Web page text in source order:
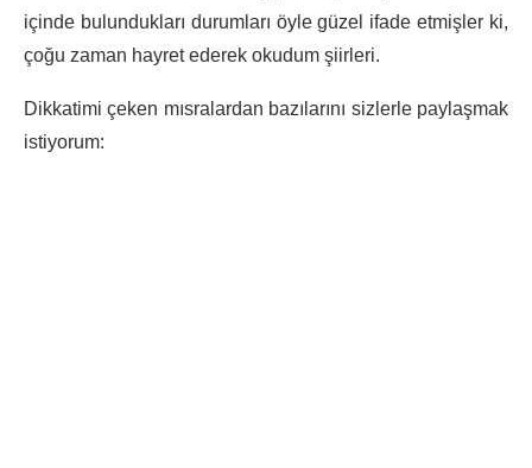
içinde bulundukları durumları öyle güzel ifade etmişler ki,
çoğu zaman hayret ederek okudum şiirleri.
Dikkatimi çeken mısralardan bazılarını sizlerle paylaşmak
istiyorum: